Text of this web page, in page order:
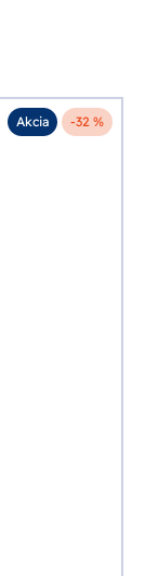
Akcia -32 %